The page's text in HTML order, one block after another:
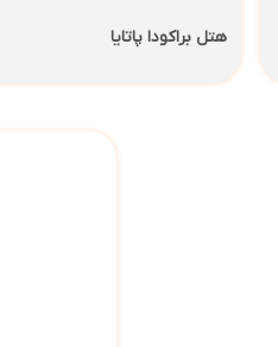
هتل براکودا پاتایا